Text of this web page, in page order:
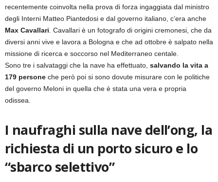
recentemente coinvolta nella prova di forza ingaggiata dal ministro
degli Interni Matteo Piantedosi e dal governo italiano, c’era anche
Max Cavallari. Cavallari è un fotografo di origini cremonesi, che da
diversi anni vive e lavora a Bologna e che ad ottobre è salpato nella
missione di ricerca e soccorso nel Mediterraneo centale.
Sono tre i salvataggi che la nave ha effettuato, salvando la vita a
179 persone che però poi si sono dovute misurare con le politiche
del governo Meloni in quella che è stata una vera e propria
odissea.
I naufraghi sulla nave dell’ong, la
richiesta di un porto sicuro e lo
“sbarco selettivo”